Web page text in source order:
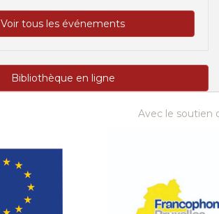
Voir tous les événements
Bibliothèque en ligne
Avec le soutien